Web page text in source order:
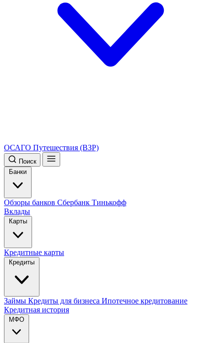
ОСАГО Путешествия (ВЗР)
Поиск
Банки
Обзоры банков Сбербанк Тинькофф
Вклады
Карты
Кредитные карты
Кредиты
Займы Кредиты для бизнеса Ипотечное кредитование
Кредитная история
МФО